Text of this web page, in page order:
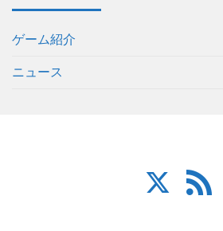
ゲーム紹介
ニュース